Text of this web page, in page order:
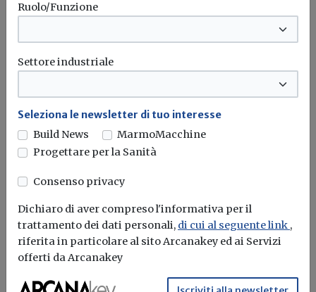
Iscriviti alla newsletter di
Build News
Rimani aggiornato sulle ultime
Ruolo/Funzione
Settore industriale
Seleziona le newsletter di tuo interesse
Build News
MarmoMacchine
Progettare per la Sanità
Consenso privacy
Dichiaro di aver compreso l'informativa per il
trattamento dei dati personali, di cui al seguente link ,
riferita in particolare al sito Arcanakey ed ai Servizi
offerti da Arcanakey